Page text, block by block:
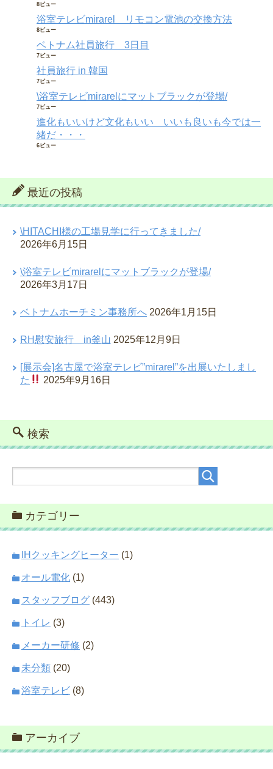
8ビュー
浴室テレビmirarel リモコン電池の交換方法
8ビュー
ベトナム社員旅行 3日目
7ビュー
社員旅行 in 韓国
7ビュー
\浴室テレビmirarelにマットブラックが登場/
7ビュー
進化もいいけど文化もいい いいも良いも今では一
緒だ・・・
6ビュー
最近の投稿
\HITACHI様の工場見学に行ってきました/
2026年6月15日
\浴室テレビmirarelにマットブラックが登場/
2026年3月17日
ベトナムホーチミン事務所へ 2026年1月15日
RH慰安旅行 in釜山 2025年12月9日
[展示会]名古屋で浴室テレビ”mirarel”を出展いたしまし
た
2025年9月16日
検索
カテゴリー
IHクッキングヒーター (1)
オール電化 (1)
スタッフブログ (443)
トイレ (3)
メーカー研修 (2)
未分類 (20)
浴室テレビ (8)
アーカイブ